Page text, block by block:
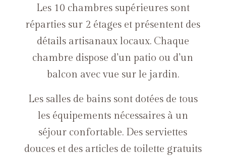
Les 10 chambres supérieures sont
réparties sur 2 étages et présentent des
détails artisanaux locaux. Chaque
chambre dispose d’un patio ou d’un
balcon avec vue sur le jardin.
Les salles de bains sont dotées de tous
les équipements nécessaires à un
séjour confortable. Des serviettes
douces et des articles de toilette gratuits